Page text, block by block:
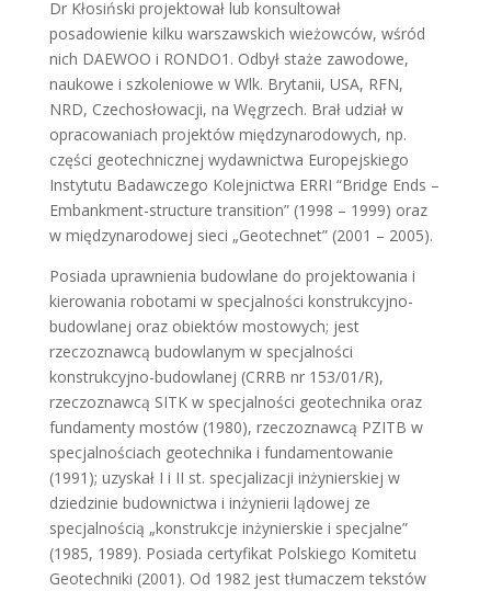
Dr Kłosiński projektował lub konsultował
posadowienie kilku warszawskich wieżowców, wśród
nich DAEWOO i RONDO1. Odbył staże zawodowe,
naukowe i szkoleniowe w Wlk. Brytanii, USA, RFN,
NRD, Czechosłowacji, na Węgrzech. Brał udział w
opracowaniach projektów międzynarodowych, np.
części geotechnicznej wydawnictwa Europejskiego
Instytutu Badawczego Kolejnictwa ERRI “Bridge Ends –
Embankment-structure transition” (1998 – 1999) oraz
w międzynarodowej sieci „Geotechnet” (2001 – 2005).
Posiada uprawnienia budowlane do projektowania i
kierowania robotami w specjalności konstrukcyjno-
budowlanej oraz obiektów mostowych; jest
rzeczoznawcą budowlanym w specjalności
konstrukcyjno-budowlanej (CRRB nr 153/01/R),
rzeczoznawcą SITK w specjalności geotechnika oraz
fundamenty mostów (1980), rzeczoznawcą PZITB w
specjalnościach geotechnika i fundamentowanie
(1991); uzyskał I i II st. specjalizacji inżynierskiej w
dziedzinie budownictwa i inżynierii lądowej ze
specjalnością „konstrukcje inżynierskie i specjalne”
(1985, 1989). Posiada certyfikat Polskiego Komitetu
Geotechniki (2001). Od 1982 jest tłumaczem tekstów